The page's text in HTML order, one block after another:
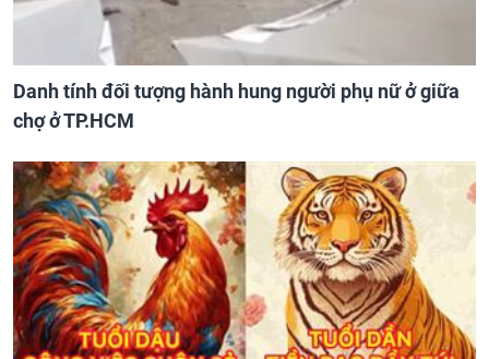
Danh tính đối tượng hành hung người phụ nữ ở giữa
chợ ở TP.HCM